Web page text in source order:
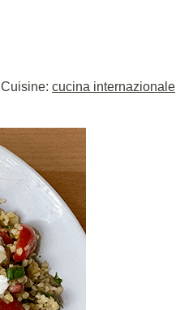
Cuisine: cucina internazionale